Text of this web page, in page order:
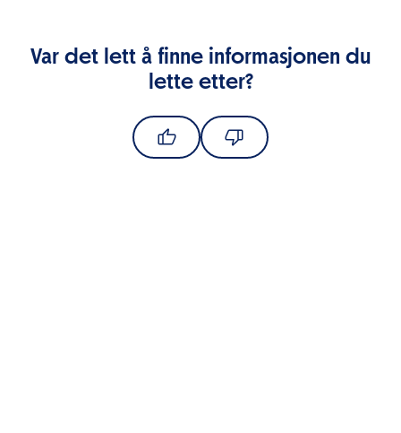
Var det lett å finne informasjonen du
lette etter?